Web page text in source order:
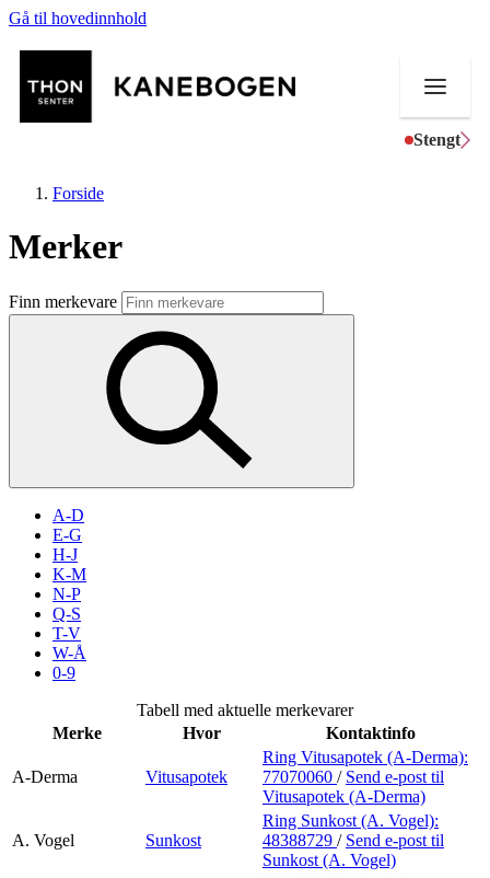
Gå til hovedinnhold
Stengt
Butikker
Mat og drikke
Aktiviteter
Inspirasjon
Søk
Praktisk informasjon
Ledige stillinger
Forside
Merker
Finn merkevare
A-D
E-G
H-J
K-M
N-P
Q-S
T-V
W-Å
0-9
Tabell med aktuelle merkevarer
Merke
Hvor Kontaktinfo
A-Derma Vitusapotek
Ring Vitusapotek (A-Derma):
77070060 / Send e-post til
Vitusapotek (A-Derma)
A. Vogel Sunkost
Ring Sunkost (A. Vogel):
48388729 / Send e-post til
Sunkost (A. Vogel)